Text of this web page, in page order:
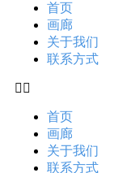
首页
画廊
关于我们
联系方式
首页
画廊
关于我们
联系方式